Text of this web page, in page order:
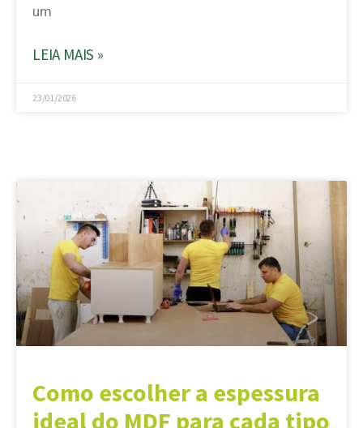
um
LEIA MAIS »
23/01/2026
Como escolher a espessura
ideal do MDF para cada tipo